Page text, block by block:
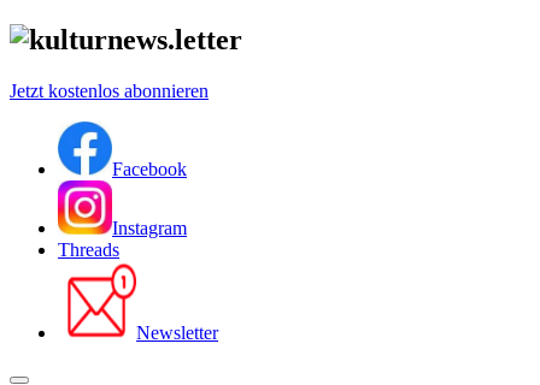
Jetzt kostenlos abonnieren
Facebook
Instagram
Threads
Newsletter